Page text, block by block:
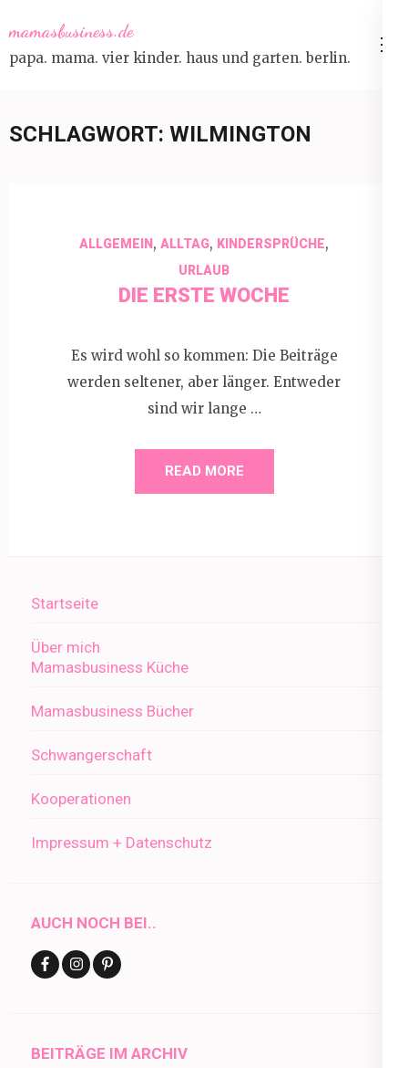
to
content
mamasbusiness.de
papa. mama. vier kinder. haus und garten. berlin.
SCHLAGWORT: WILMINGTON
ALLGEMEIN , ALLTAG, KINDERSPRÜCHE,
URLAUB
DIE ERSTE WOCHE
Es wird wohl so kommen: Die Beiträge
werden seltener, aber länger. Entweder
sind wir lange …
READ MORE
Startseite
Über mich
Mamasbusiness Küche
Mamasbusiness Bücher
Schwangerschaft
Kooperationen
Impressum + Datenschutz
AUCH NOCH BEI..
BEITRÄGE IM ARCHIV